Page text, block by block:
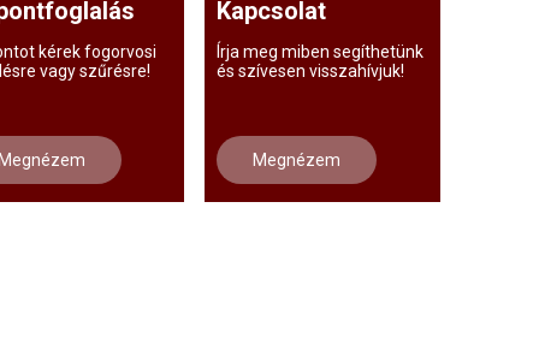
kérek fogorvosi
vagy szűrésre!
Megnézem
Kapcsolat
Írja meg miben segíthetünk
és szívesen visszahívjuk!
Megnézem